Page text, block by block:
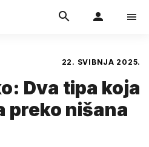
22. SVIBNJA 2025.
Dva tipa koja
preko nišana